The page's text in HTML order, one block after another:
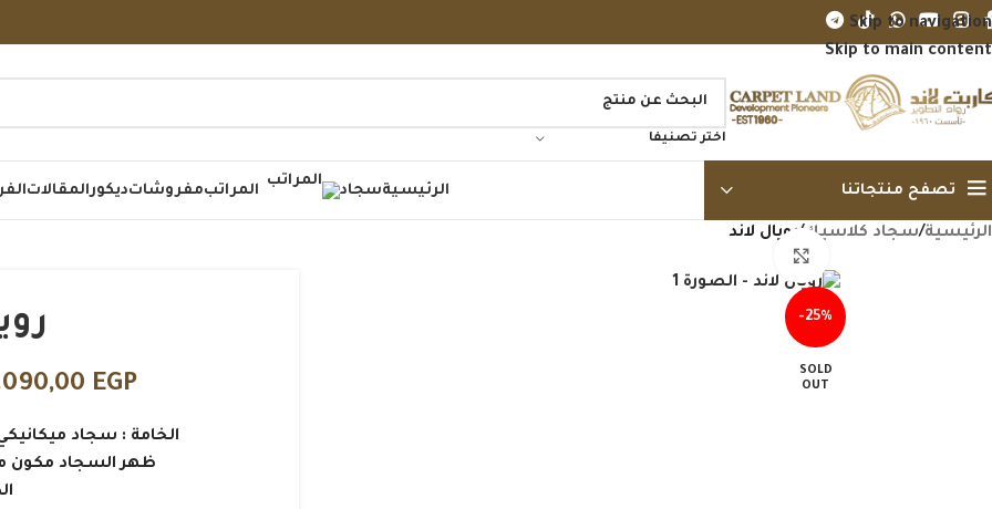
Skip to navigation
Skip to main content
اختر تصنيفا
تصفح منتجاتنا الرئيسيةسجاد المراتبمفروشاتديكور المقالات
الرئيسية/سجاد كلاسيك /رويال لاند
-25%
SOLD
OUT
EGP
الخامة : سجاد ميكانيكي 100% بولي بروبلين هيت
ظهر السجاد مكون من 60% جوت و 40%